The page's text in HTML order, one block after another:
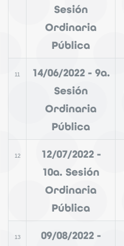
Sesión
Ordinaria
Pública
11
14/06/2022 - 9a.
Sesión
Ordinaria
Pública
12
12/07/2022 -
10a. Sesión
Ordinaria
Pública
13
09/08/2022 -